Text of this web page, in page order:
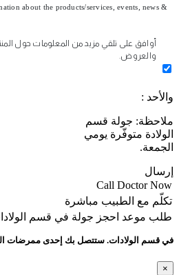
about the products/services, events, news &
أوافق على تلقي مزيد من المعلومات حول
والعروض.
والأحد :
ملاحظة: جولة قسم
الولادة متوفّرة يومي
الجمعة.
إرسال
Call Doctor Now
تكلّم مع الطبيب مباشرة
طلب موعد احجز جولة في قسم
في قسم الولادات. ستتصل بك إحدى ممرضات
×